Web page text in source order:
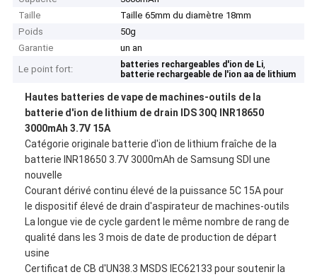
Taille
Taille 65mm du diamètre 18mm
Poids
50g
Garantie
un an
Le point fort:
batteries rechargeables d'ion de Li,
batterie rechargeable de l'ion aa de lithium
Hautes batteries de vape de machines-outils de la
batterie d'ion de lithium de drain IDS 30Q INR18650
3000mAh 3.7V 15A
Catégorie originale batterie d'ion de lithium fraîche de la
batterie INR18650 3.7V 3000mAh de Samsung SDI une
nouvelle
Courant dérivé continu élevé de la puissance 5C 15A pour
le dispositif élevé de drain d'aspirateur de machines-outils
La longue vie de cycle gardent le même nombre de rang de
qualité dans les 3 mois de date de production de départ
usine
Certificat de CB d'UN38.3 MSDS IEC62133 pour soutenir la